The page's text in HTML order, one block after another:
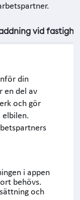
vid
din
en del av
och gör
elbilen.
i appen
behövs.
och